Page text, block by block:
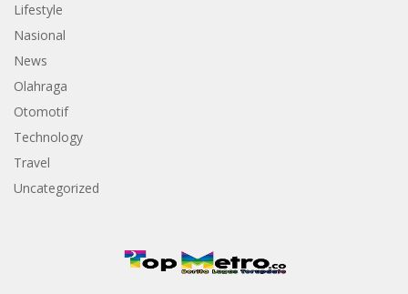
Lifestyle
Nasional
News
Olahraga
Otomotif
Technology
Travel
Uncategorized